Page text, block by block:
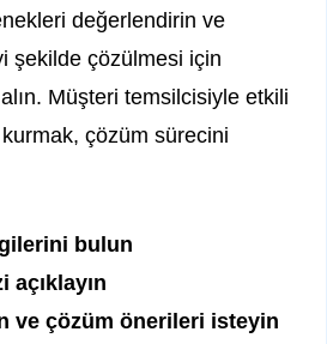
değerlendirin ve
şekilde çözülmesi için
Müşteri temsilcisiyle etkili
çözüm sürecini
bulun
açıklayın
ve çözüm önerileri isteyin